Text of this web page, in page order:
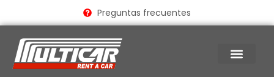
Preguntas frecuentes